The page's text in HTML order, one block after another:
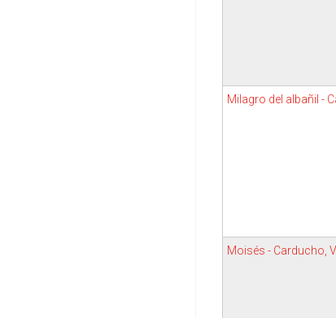
Milagro del albañil -
Moisés - Carducho,